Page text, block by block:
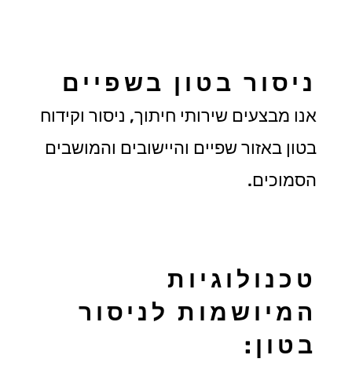
ניסור בטון בשפיים
אנו מבצעים שירותי חיתוך, ניסור וקידוח
בטון באזור שפיים והיישובים והמושבים
הסמוכים.
טכנולוגיות
המיושמות לניסור
בטון: